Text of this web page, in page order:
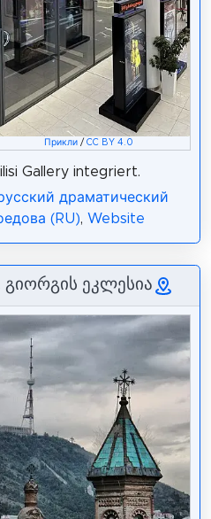
Прикли /CC BY 4.0
Gallery integriert.
драматический
(RU), Website
გიორგის ეკლესია